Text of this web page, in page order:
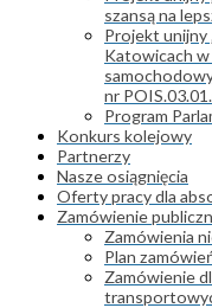
szansą na
Projekt unijny
Katowicach
nr
Program
Konkurs kolejowy
Partnerzy
Nasze osiągnięcia
Oferty pracy dla
Zamówienie
Zamówienia
Plan
Zamówienie